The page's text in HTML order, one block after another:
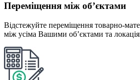
Переміщення між об’єктами
Відстежуйте переміщення товарно-
між усіма Вашими об’єктами та